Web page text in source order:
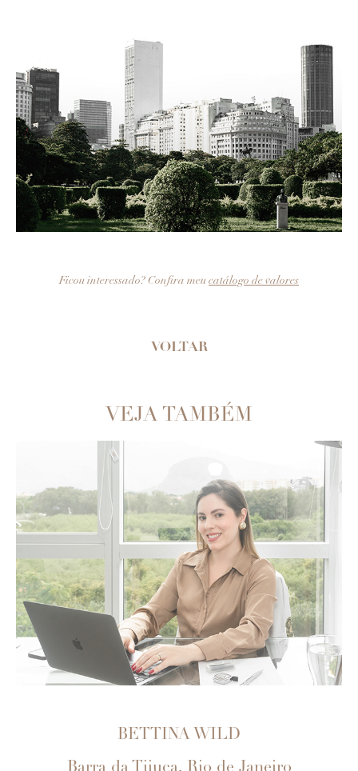
Ficou interessado? Confira meucatálogo de valores
VOLTAR
VEJA TAMBÉM
BETTINA WILD
Barra da Tijuca, Rio de Janeiro